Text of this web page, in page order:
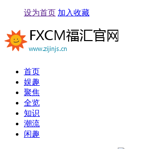
设为首页 加入收藏
首页
娱趣
聚焦
全览
知识
潮流
闲趣